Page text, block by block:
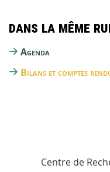
Dans la même
Agenda
Bilans et comptes
Centre de